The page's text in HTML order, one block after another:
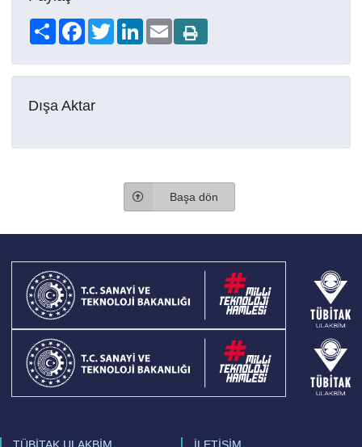
Share FacebookTwitterLinkedIn
Email
Dışa Aktar
Başa dön